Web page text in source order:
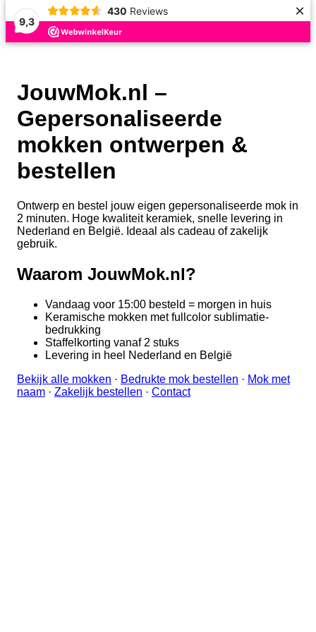
9,3
430 Reviews ×
JouwMok.nl –
Gepersonaliseerde
mokken ontwerpen &
bestellen
Ontwerp en bestel jouw eigen gepersonaliseerde mok in
2 minuten. Hoge kwaliteit keramiek, snelle levering in
Nederland en België. Ideaal als cadeau of zakelijk
gebruik.
Waarom JouwMok.nl?
Vandaag voor 15:00 besteld = morgen in huis
Keramische mokken met fullcolor sublimatie-
bedrukking
Staffelkorting vanaf 2 stuks
Levering in heel Nederland en België
Bekijk alle mokken · Bedrukte mok bestellen · Mok met
naam · Zakelijk bestellen · Contact